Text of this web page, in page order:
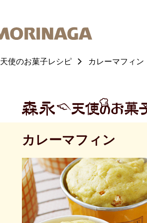
天使のお菓子レシピ カレーマフィン
カレーマフィン